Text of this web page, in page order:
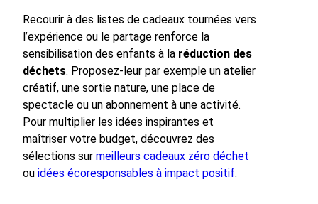
Recourir à des listes de cadeaux tournées vers
l’expérience ou le partage renforce la
sensibilisation des enfants à la réduction des
déchets. Proposez-leur par exemple un atelier
créatif, une sortie nature, une place de
spectacle ou un abonnement à une activité.
Pour multiplier les idées inspirantes et
maîtriser votre budget, découvrez des
sélections sur meilleurs cadeaux zéro déchet
ou idées écoresponsables à impact positif.